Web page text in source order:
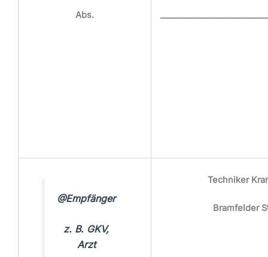
Abs.
@Empfänger
z. B. GKV,
Arzt
Techniker
Bramfelder